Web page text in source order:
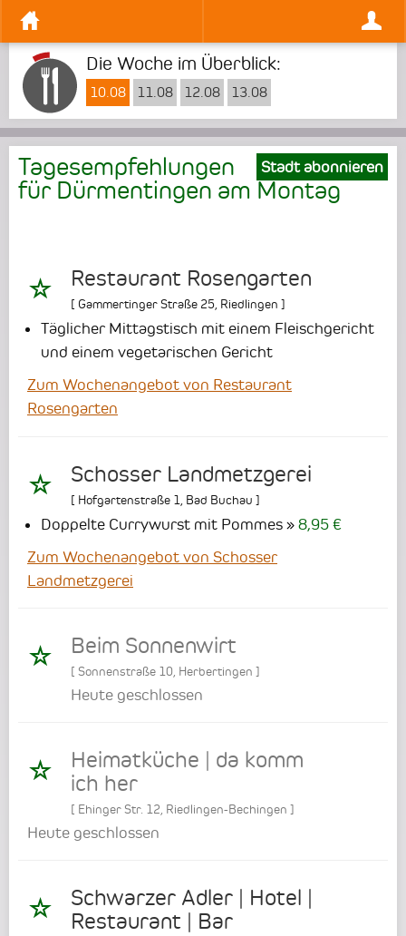
Die Woche im Überblick:
10.08 11.08 12.08 13.08
Stadt abonnieren
Tagesempfehlungen
für Dürmentingen am Montag
Restaurant Rosengarten
[ Gammertinger Straße 25, Riedlingen ]
Täglicher Mittagstisch mit einem Fleischgericht
und einem vegetarischen Gericht
Zum Wochenangebot von Restaurant
Rosengarten
Schosser Landmetzgerei
[ Hofgartenstraße 1 Bad Buchau ]
Doppelte Currywurst mit Pommes
8,95 €
Zum Wochenangebot von Schosser
Landmetzgerei
Beim Sonnenwirt
[ Sonnenstraße 10 Herbertingen ]
Heute geschlossen
Heimatküche | da komm
ich her
[ Ehinger Str. 12 Riedlingen-Bechingen ]
Heute geschlossen
Schwarzer Adler | Hotel |
Restaurant | Bar